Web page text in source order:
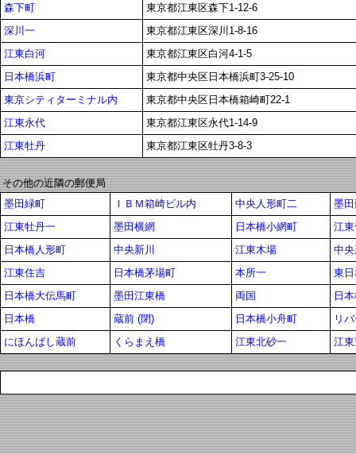
森下町
東京都江東区森下1-12-6
深川一
東京都江東区深川1-8-16
江東白河
東京都江東区白河4-1-5
日本橋浜町
東京都中央区日本橋浜町3-25-10
東京シティターミナル内
東京都中央区日本橋箱崎町22-1
江東永代
東京都江東区永代1-14-9
江東牡丹
東京都江東区牡丹3-8-3
その他の近隣の郵便局
墨田緑町
ＩＢＭ箱崎ビル内 中央人形町二
墨
江東牡丹一
墨田横網 日本橋小網町
江
日本橋人形町
中央新川 江東木場
中
江東住吉
日本橋茅場町 本所一
東
日本橋大伝馬町
墨田江東橋 両国
日
日本橋
蔵前 (閉) 日本橋小舟町
リ
にほんばし蔵前
くらまえ橋 江東北砂一 江